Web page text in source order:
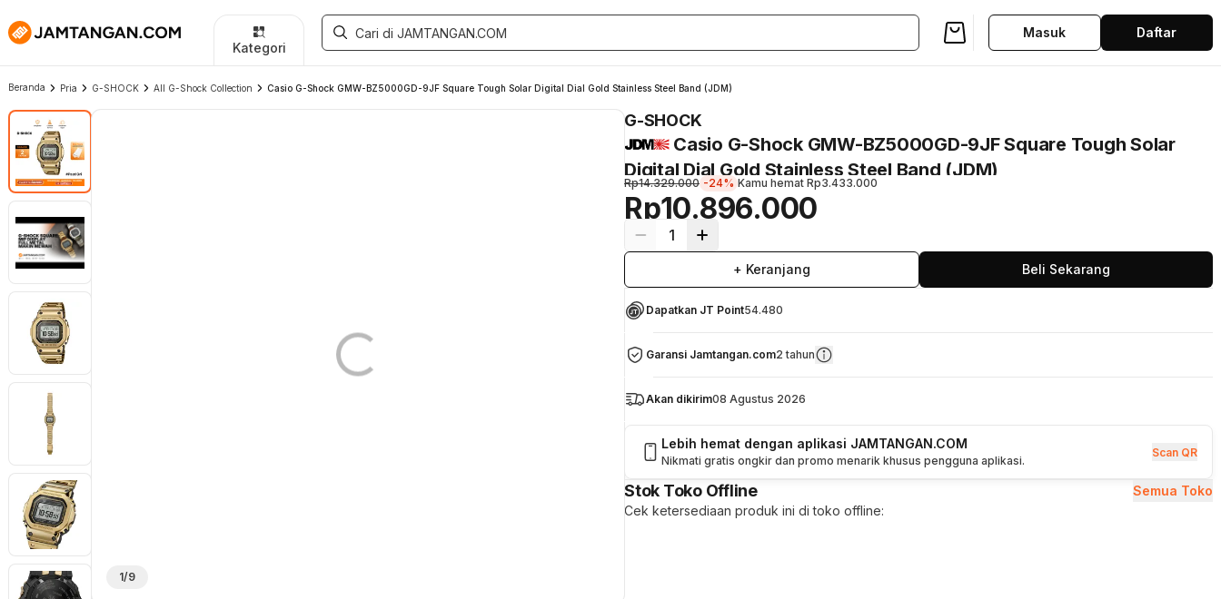
Kategori
Masuk Daftar
Beranda Pria G-SHOCK All G-Shock Collection Casio G-Shock GMW-BZ5000GD-9JF Square Tough Solar Digital Dial Gold Stainless Steel Band (JDM)
1/9
G-SHOCK
Casio G-Shock GMW-BZ5000GD-9JF Square Tough Solar
Digital Dial Gold Stainless Steel Band (JDM)
Rp10.896.000
Rp14.329.000 -24% Kamu hemat Rp3.433.000
1
+ Keranjang Beli Sekarang
Dapatkan JT Point54.480
Garansi Jamtangan.com2 tahun
Akan dikirim08 Agustus 2026
Lebih hemat dengan aplikasi JAMTANGAN.COM
Nikmati gratis ongkir dan promo menarik khusus pengguna aplikasi.
Scan QR
Stok Toko Offline
Semua Toko
Cek ketersediaan produk ini di toko offline: